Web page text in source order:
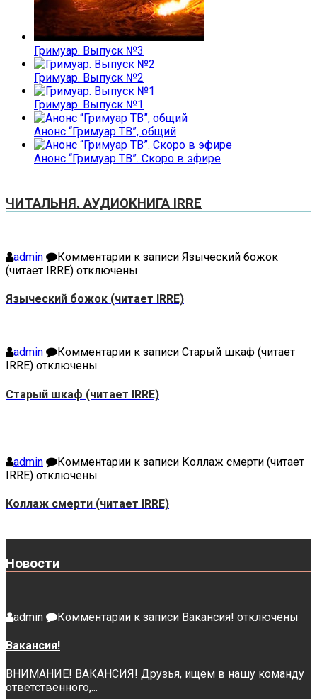
Гримуар. Выпуск №3
Гримуар. Выпуск №2
Гримуар. Выпуск №1
Анонс “Гримуар ТВ”, общий
Анонс “Гримуар ТВ”. Скоро в эфире
ЧИТАЛЬНЯ. АУДИОКНИГА IRRE
admin Комментарии к записи Языческий божок
(читает IRRE) отключены
Языческий божок (читает IRRE)
admin Комментарии к записи Старый шкаф (читает
IRRE) отключены
Старый шкаф (читает IRRE)
admin Комментарии к записи Коллаж смерти (читает
IRRE) отключены
Коллаж смерти (читает IRRE)
Новости
admin Комментарии к записи Вакансия! отключены
Вакансия!
ВНИМАНИЕ! ВАКАНСИЯ! Друзья, ищем в нашу команду
ответственного,...